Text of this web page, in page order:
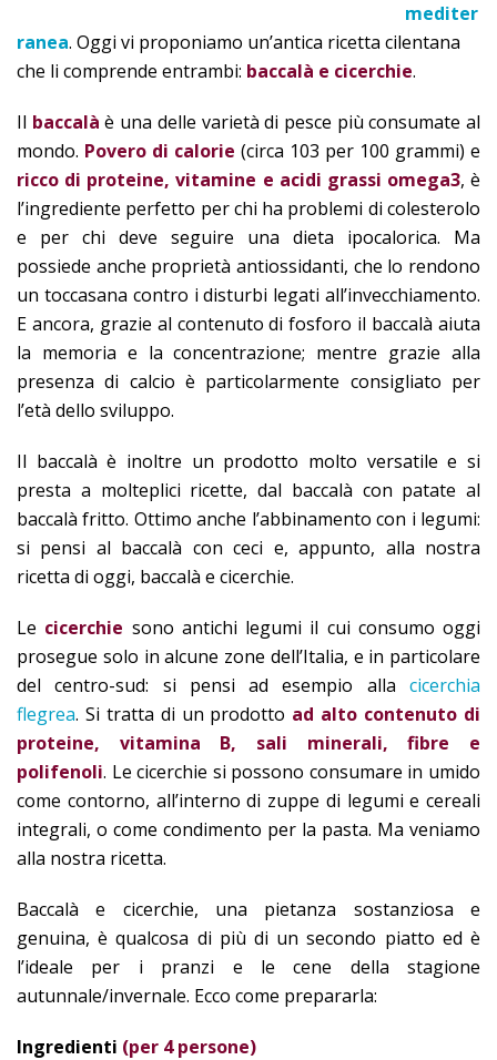
mediter
ranea. Oggi vi proponiamo un’antica ricetta cilentana
che li comprende entrambi: baccalà e cicerchie.
Il baccalà è una delle varietà di pesce più consumate al
mondo. Povero di calorie (circa 103 per 100 grammi) e
ricco di proteine, vitamine e acidi grassi omega3, è
l’ingrediente perfetto per chi ha problemi di colesterolo
e per chi deve seguire una dieta ipocalorica. Ma
possiede anche proprietà antiossidanti, che lo rendono
un toccasana contro i disturbi legati all’invecchiamento.
E ancora, grazie al contenuto di fosforo il baccalà aiuta
la memoria e la concentrazione; mentre grazie alla
presenza di calcio è particolarmente consigliato per
l’età dello sviluppo.
Il baccalà è inoltre un prodotto molto versatile e si
presta a molteplici ricette, dal baccalà con patate al
baccalà fritto. Ottimo anche l’abbinamento con i legumi:
si pensi al baccalà con ceci e, appunto, alla nostra
ricetta di oggi, baccalà e cicerchie.
Le cicerchie sono antichi legumi il cui consumo oggi
prosegue solo in alcune zone dell’Italia, e in particolare
del centro-sud: si pensi ad esempio alla cicerchia
flegrea. Si tratta di un prodotto ad alto contenuto di
proteine, vitamina B, sali minerali, fibre e
polifenoli. Le cicerchie si possono consumare in umido
come contorno, all’interno di zuppe di legumi e cereali
integrali, o come condimento per la pasta. Ma veniamo
alla nostra ricetta.
Baccalà e cicerchie, una pietanza sostanziosa e
genuina, è qualcosa di più di un secondo piatto ed è
l’ideale per i pranzi e le cene della stagione
autunnale/invernale. Ecco come prepararla:
Ingredienti (per 4 persone)